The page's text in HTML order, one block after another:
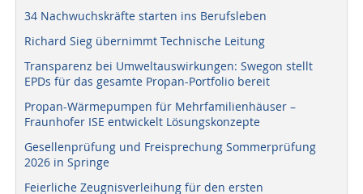
34 Nachwuchskräfte starten ins Berufsleben
Richard Sieg übernimmt Technische Leitung
Transparenz bei Umweltauswirkungen: Swegon stellt
EPDs für das gesamte Propan-Portfolio bereit
Propan-Wärmepumpen für Mehrfamilienhäuser –
Fraunhofer ISE entwickelt Lösungskonzepte
Gesellenprüfung und Freisprechung Sommerprüfung
2026 in Springe
Feierliche Zeugnisverleihung für den ersten